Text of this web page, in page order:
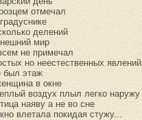
отмечал
делений
мир
не примечал
но неестественных явлений
был этаж
в окне
воздух плыл легко наружу
наяву а не во сне
влетала покидая стужу...